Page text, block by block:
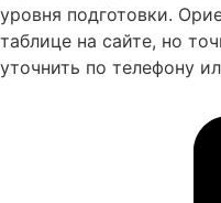
уровня подготовки.
таблице на сайте, но
уточнить по телефону